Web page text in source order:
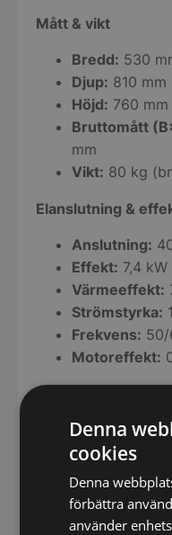
Mått & vikt
Bredd: 530
Djup: 810 mm
Höjd: 760 mm
Bruttomått
mm
Vikt: 80 kg
Elanslutning &
Anslutning:
Effekt: 7,4 kW
Värmeeffekt:
Strömstyrka:
Frekvens: 50/
Motoreffekt:
Vattentryck:
Avlopp:
Ø 40
Max
Krav:
Denna
cookies
Denna
förbättra
använder